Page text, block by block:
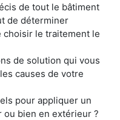
de tout le bâtiment
de déterminer
choisir le traitement le
de solution qui vous
causes de votre
pour appliquer un
bien en extérieur ?